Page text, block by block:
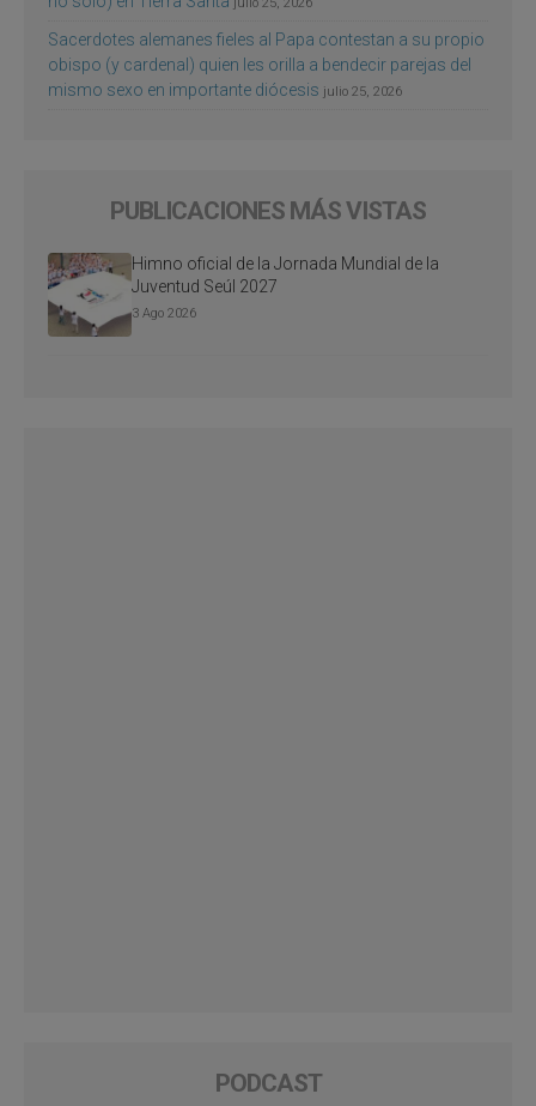
julio 25, 2026
Sacerdotes alemanes fieles al Papa contestan a su propio
obispo (y cardenal) quien les orilla a bendecir parejas del
mismo sexo en importante diócesis julio 25, 2026
PUBLICACIONES MÁS VISTAS
Himno oficial de la Jornada Mundial de la
Juventud Seúl 2027
3 Ago 2026
PODCAST